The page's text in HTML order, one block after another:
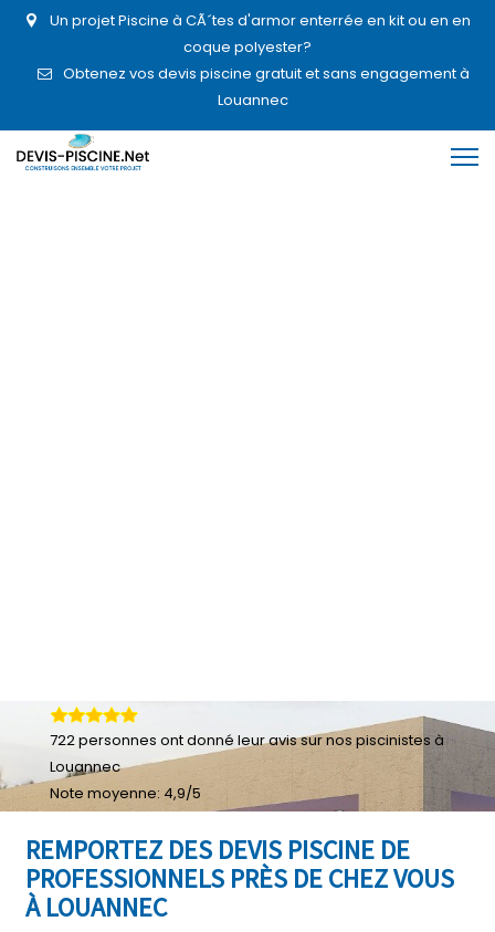
Un projet Piscine à CÃ´tes d'armor enterrée en kit ou en en
coque polyester?
Obtenez vos devis piscine gratuit et sans engagement à
Louannec
REMPORTEZ DES DEVIS PISCINE DE
PROFESSIONNELS PRÈS DE CHEZ VOUS
À LOUANNEC
722personnes ont donné leuravis sur nos piscinistes à
Louannec
Note moyenne: 4,9/5